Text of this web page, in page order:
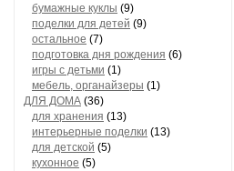
бумажные куклы (9)
поделки для детей (9)
остальное (7)
подготовка дня рождения (6)
игры с детьми (1)
мебель, органайзеры (1)
ДЛЯ ДОМА (36)
для хранения (13)
интерьерные поделки (13)
для детской (5)
кухонное (5)